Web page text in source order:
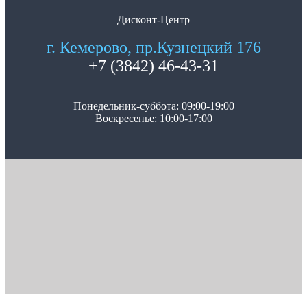
Дисконт-Центр
г. Кемерово, пр.Кузнецкий 176
+7 (3842) 46-43-31
Понедельник-суббота: 09:00-19:00
Воскресенье: 10:00-17:00